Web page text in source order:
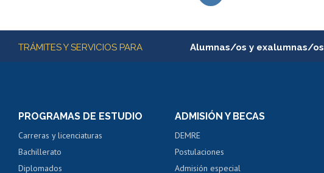
Más información
TRÁMITES Y SERVICIOS PARA Alumnas/os y exalumnas/os
Consulta y certificado de notas
Servicio médico y dental
Pago de arancel y crédito alumnos
PROGRAMAS DE ESTUDIO
Carreras y licenciaturas
Bachillerato
Diplomados
ADMISIÓN Y BECAS
DEMRE
Postulaciones
Admisión especial